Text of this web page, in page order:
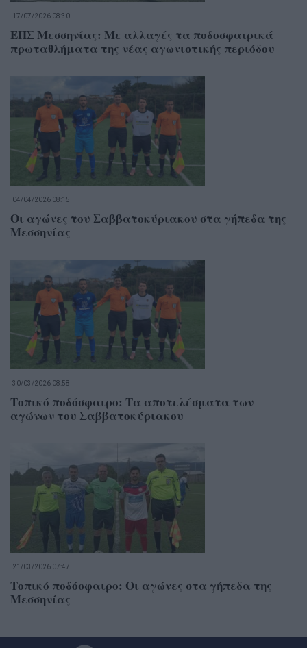
17/07/2026 08:30
ΕΠΣ Μεσσηνίας: Με αλλαγές τα ποδοσφαιρικά
πρωταθλήματα της νέας αγωνιστικής περιόδου
04/04/2026 08:15
Οι αγώνες του Σαββατοκύριακου στα γήπεδα της
Μεσσηνίας
30/03/2026 08:58
Τοπικό ποδόσφαιρο: Τα αποτελέσματα των
αγώνων του Σαββατοκύριακου
21/03/2026 07:47
Τοπικό ποδόσφαιρο: Οι αγώνες στα γήπεδα της
Μεσσηνίας